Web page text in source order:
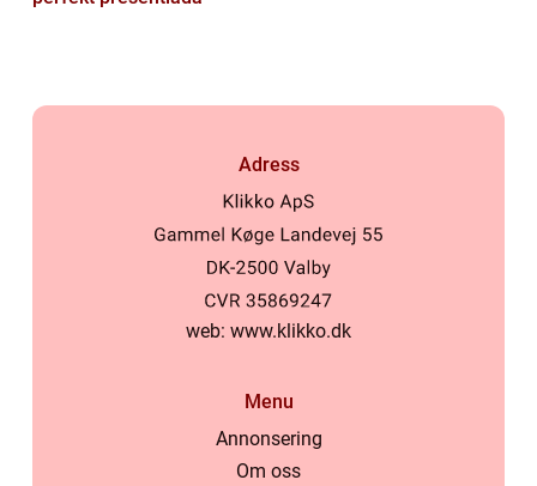
Adress
web: www.klikko.dk
Menu
Annonsering
Om oss